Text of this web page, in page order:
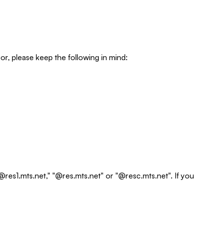
please keep the following in mind:
"@res.mts.net" or "@resc.mts.net". If you